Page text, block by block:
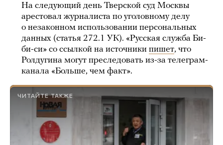
На следующий день Тверской суд Москвы
арестовал журналиста по уголовному делу
о незаконном использовании персональных
данных (статья 272.1 УК). «Русская служба Би-
би-си» со ссылкой на источники пишет, что
Ролдугина могут преследовать из-за телеграм-
канала «Больше, чем факт».
ЧИТАЙТЕ ТАКЖЕ